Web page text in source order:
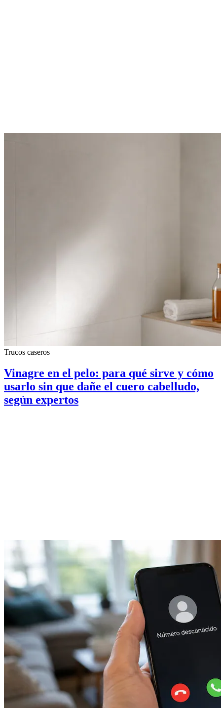
Trucos caseros
Vinagre en el pelo: para qué sirve y cómo
usarlo sin que dañe el cuero cabelludo,
según expertos